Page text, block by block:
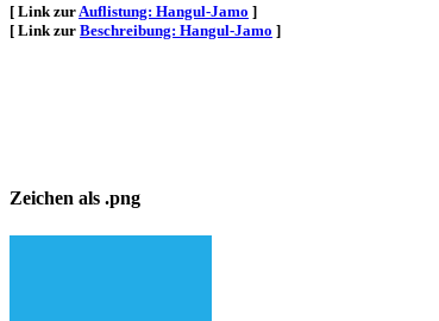
[ Link zurAuflistung: Hangul-Jamo ]
[ Link zur Beschreibung: Hangul-Jamo ]
Zeichen als .png